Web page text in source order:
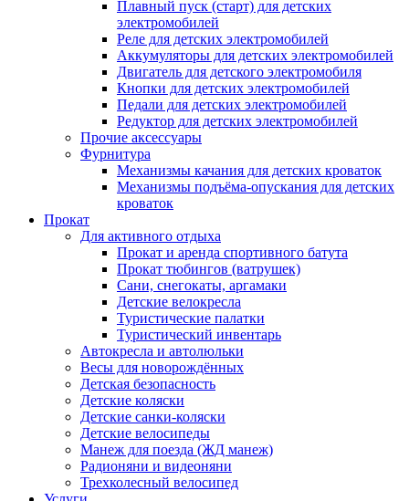
Плавный пуск (старт) для детских
электромобилей
Реле для детских электромобилей
Аккумуляторы для детских электромобилей
Двигатель для детского электромобиля
Кнопки для детских электромобилей
Педали для детских электромобилей
Редуктор для детских электромобилей
Прочие аксессуары
Фурнитура
Механизмы качания для детских кроваток
Механизмы подъёма-опускания для детских
кроваток
Прокат
Для активного отдыха
Прокат и аренда спортивного батута
Прокат тюбингов (ватрушек)
Сани, снегокаты, аргамаки
Детские велокресла
Туристические палатки
Туристический инвентарь
Автокресла и автолюльки
Весы для новорождённых
Детская безопасность
Детские коляски
Детские санки-коляски
Детские велосипеды
Манеж для поезда (ЖД манеж)
Радионяни и видеоняни
Трехколесный велосипед